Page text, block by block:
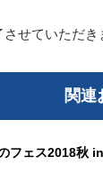
せていただき
関連
フェス2018秋